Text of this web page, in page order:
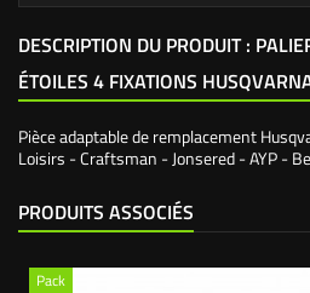
DESCRIPTION DU PRODUIT :
ÉTOILES 4 FIXATIONS
Pièce adaptable de remplacement
Loisirs - Craftsman - Jonsered - AYP -
PRODUITS ASSOCIÉS
Pack